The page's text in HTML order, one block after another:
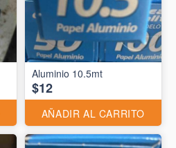
Aluminio 10.5mt
$12
AÑADIR AL CARRITO